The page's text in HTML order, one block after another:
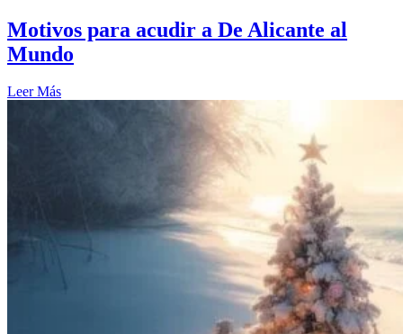
Motivos para acudir a De Alicante al
Mundo
Leer Más